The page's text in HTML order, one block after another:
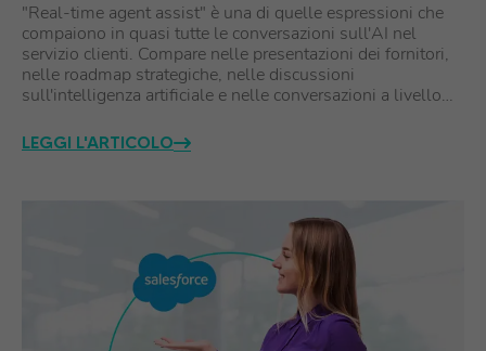
"Real-time agent assist" è una di quelle espressioni che
compaiono in quasi tutte le conversazioni sull'AI nel
servizio clienti. Compare nelle presentazioni dei fornitori,
nelle roadmap strategiche, nelle discussioni
sull'intelligenza artificiale e nelle conversazioni a livello…
LEGGI L'ARTICOLO